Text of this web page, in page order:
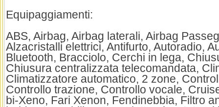
Equipaggiamenti:
ABS, Airbag, Airbag laterali, Airbag
Alzacristalli elettrici, Antifurto, Autoradio,
Bluetooth, Bracciolo, Cerchi in lega,
Chiusura centralizzata telecomandata,
Climatizzatore automatico, 2 zone,
Controllo trazione, Controllo vocale,
bi-Xeno, Fari Xenon, Fendinebbia, Filtro